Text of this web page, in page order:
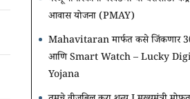
आवास योजना (PMAY)
Mahavitaran मार्फत कसे जिंकणार
आणि Smart Watch – Lucky
Yojana